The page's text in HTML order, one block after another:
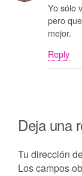
Yo sólo
pero
mejor.
Reply
Deja una
Tu dirección
Los campos